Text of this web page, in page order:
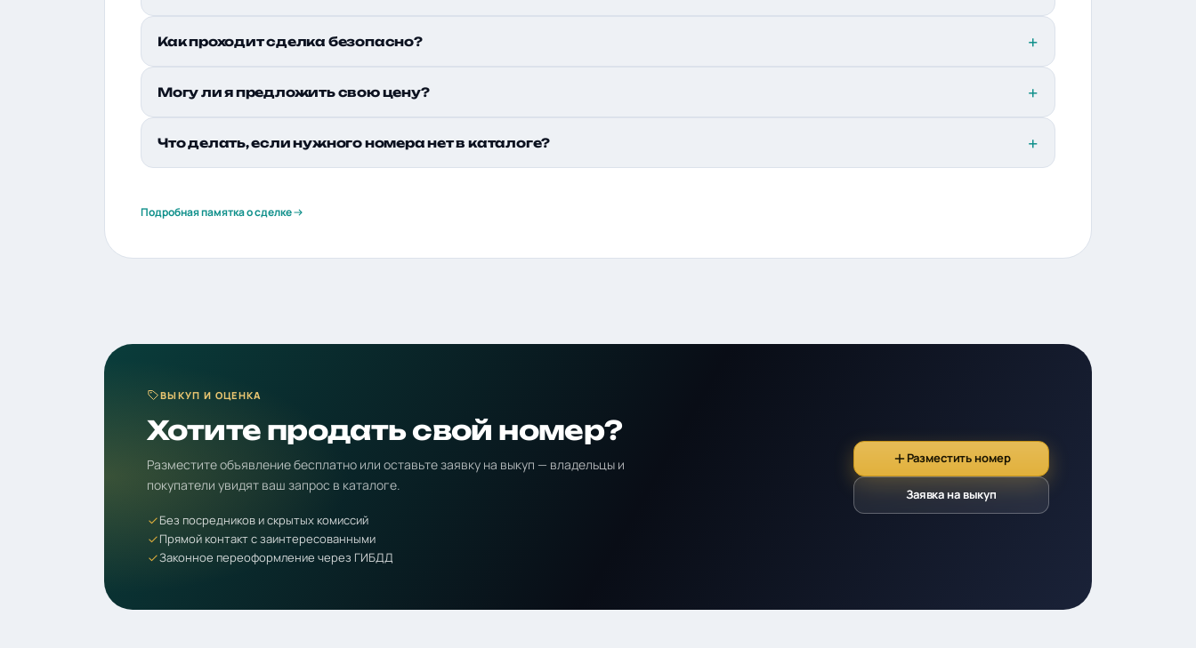
Как проходит сделка безопасно?
Могу ли я предложить свою цену?
Что делать, если нужного номера нет в каталоге?
Подробная памятка о сделке
ВЫКУП И ОЦЕНКА
Хотите продать свой номер?
Разместите объявление бесплатно или оставьте заявку на выкуп — владельцы и
покупатели увидят ваш запрос в каталоге.
Без посредников и скрытых комиссий
Прямой контакт с заинтересованными
Законное переоформление через ГИБДД
Разместить номер
Заявка на выкуп